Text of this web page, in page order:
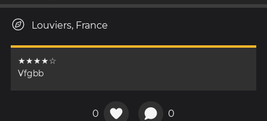
Louviers, France
★★★★☆
Vfgbb
0 0